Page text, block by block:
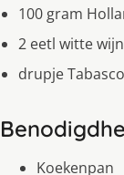
100 gram
2 eetl witte wijn
drupje Tabasco
Koekenpan